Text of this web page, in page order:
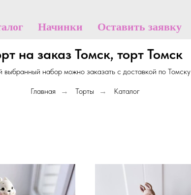
Начинки Оставить заявку
на заказ Томск, торт Томск
набор можно заказать с доставкой по Томску
Главная → Торты → Каталог